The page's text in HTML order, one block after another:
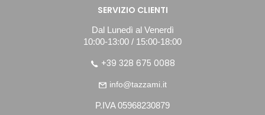
SERVIZIO CLIENTI
Dal Lunedì al Venerdì
10:00-13:00 / 15:00-18:00
+39 328 675 0088
info@tazzami.it
P.IVA 05968230879